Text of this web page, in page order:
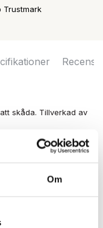
Om
Trustmark
skåda. Tillverkad av
finnas skillnader per